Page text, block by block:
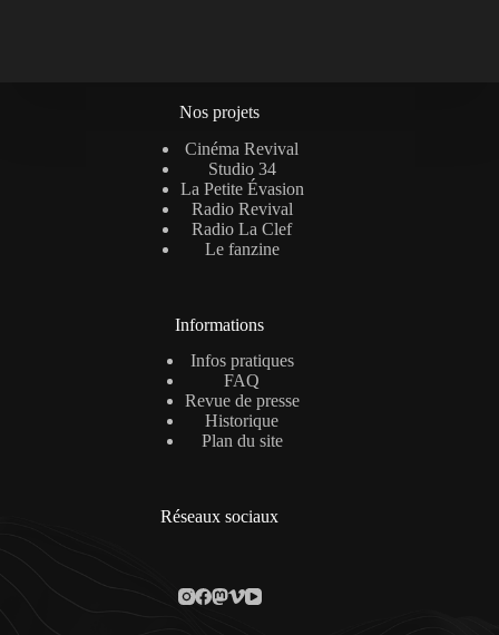
Nos projets
Cinéma Revival
Studio 34
La Petite Évasion
Radio Revival
Radio La Clef
Le fanzine
Informations
Infos pratiques
FAQ
Revue de presse
Historique
Plan du site
Réseaux sociaux